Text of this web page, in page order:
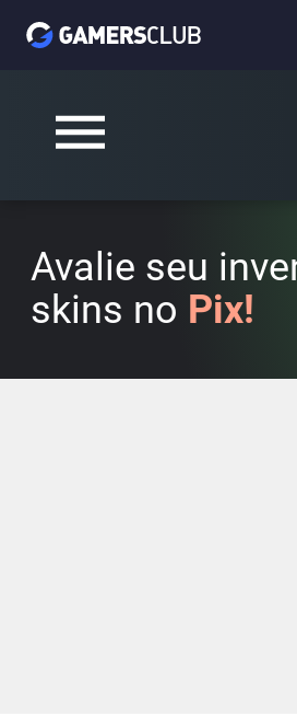
Avalie seu
skins no Pix!